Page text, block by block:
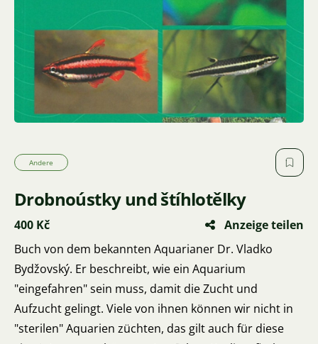
Andere
Drobnoústky und štíhlotělky
400 Kč
Anzeige teilen
Buch von dem bekannten Aquarianer Dr. Vladko
Bydžovský. Er beschreibt, wie ein Aquarium
"eingefahren" sein muss, damit die Zucht und
Aufzucht gelingt. Viele von ihnen können wir nicht in
"sterilen" Aquarien züchten, das gilt auch für diese